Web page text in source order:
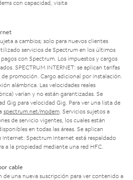
con capacidad, visita
a cambios; solo para nuevos clientes
servicios de Spectrum en los últimos
con Spectrum. Los impuestos y cargos
SPECTRUM INTERNET: se aplican tarifas
promoción. Cargo adicional por instalación.
alámbrica. Las velocidades reales
varían y no están garantizadas. Se
Gig para velocidad Gig. Para ver una lista de
spectrum.net/modem . Servicios sujetos a
de servicio vigentes, los cuales están
en todas las áreas. Se aplican
Internet: Spectrum Internet está respaldado
a la propiedad mediante una red HFC.
cable
de una nueva suscripción para ver contenido a